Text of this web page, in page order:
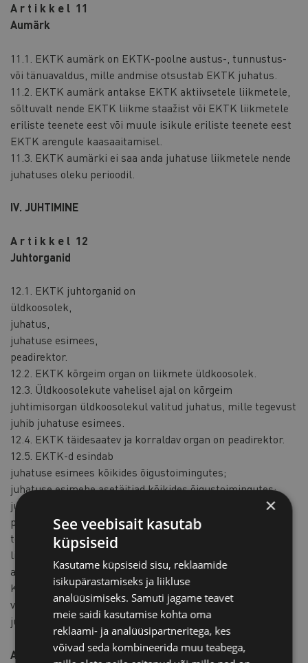
A r t i k k e l 11
Aumärk
11.1. EKTK aumärk on EKTK-poolne austus-, tunnustus-
või tänuavaldus, mille andmise otsustab EKTK juhatus.
11.2. EKTK aumärk antakse EKTK aktiivsetele liikmetele,
sõltuvalt nende EKTK liikme staažist või EKTK liikmetele
eriliste teenete eest või muule isikule eriliste teenete eest
EKTK arengule kaasaaitamisel.
11.3. EKTK aumärki ei saa anda juhatuse liikmetele nende
juhatuses oleku perioodil.
IV. JUHTIMINE
A r t i k k e l 12
Juhtorganid
12.1. EKTK juhtorganid on
üldkoosolek,
juhatus,
juhatuse esimees,
peadirektor.
12.2. EKTK kõrgeim organ on liikmete üldkoosolek.
12.3. Üldkoosolekute vahelisel ajal on kõrgeim
juhtimisorgan üldkoosolekul valitud juhatus, mille tegevust
juhib juhatuse esimees.
12.4. EKTK täidesaatev ja korraldav organ on peadirektor.
12.5. EKTK-d esindab
juhatuse esimees kõikides õigustoimingutes;
juhatuse esimehe asetäitjad kõikides õigustoimingutes;
juhatuse liikmed kõikides õigustoimingutes ainult ühiselt;
peadirektor oma pädevuse piires volikirjata;
teised isikud juhatuse esimehe, esimehe asetäitja, kõikide
liikmete poolt ühiselt või peadirektori poolt antud volikirja
alusel.
Kinnisasju ja registrisse kantud vallasasju võib võõrandada
või asjaõigusega koormata ainult sellekohase eelneva
juhatuse otsuse alusel.
A r t i k k e l 13
×
See veebisait kasutab
küpsiseid
Kasutame küpsiseid sisu, reklaamide
isikupärastamiseks ja liikluse
analüüsimiseks. Samuti jagame teavet
meie saidi kasutamise kohta oma
reklaami- ja analüüsipartneritega, kes
võivad seda kombineerida muu teabega,